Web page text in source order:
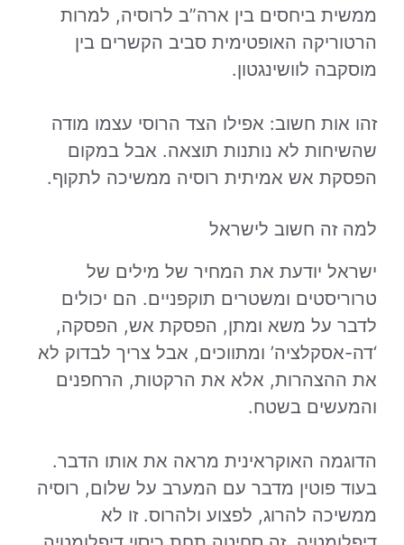
ממשית ביחסים בין ארה”ב לרוסיה, למרות
הרטוריקה האופטימית סביב הקשרים בין
מוסקבה לוושינגטון.
זהו אות חשוב: אפילו הצד הרוסי עצמו מודה
שהשיחות לא נותנות תוצאה. אבל במקום
הפסקת אש אמיתית רוסיה ממשיכה לתקוף.
למה זה חשוב לישראל
ישראל יודעת את המחיר של מילים של
טרוריסטים ומשטרים תוקפניים. הם יכולים
לדבר על משא ומתן, הפסקת אש, הפסקה,
‘דה-אסקלציה’ ומתווכים, אבל צריך לבדוק לא
את ההצהרות, אלא את הרקטות, הרחפנים
והמעשים בשטח.
הדוגמה האוקראינית מראה את אותו הדבר.
בעוד פוטין מדבר עם המערב על שלום, רוסיה
ממשיכה להרוג, לפצוע ולהרוס. זו לא